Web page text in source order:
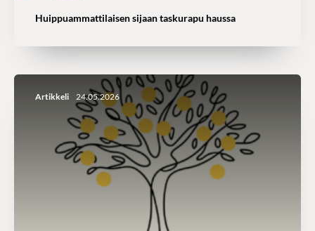
Huippuammattilaisen sijaan taskurapu haussa
Artikkeli 24.05.2026